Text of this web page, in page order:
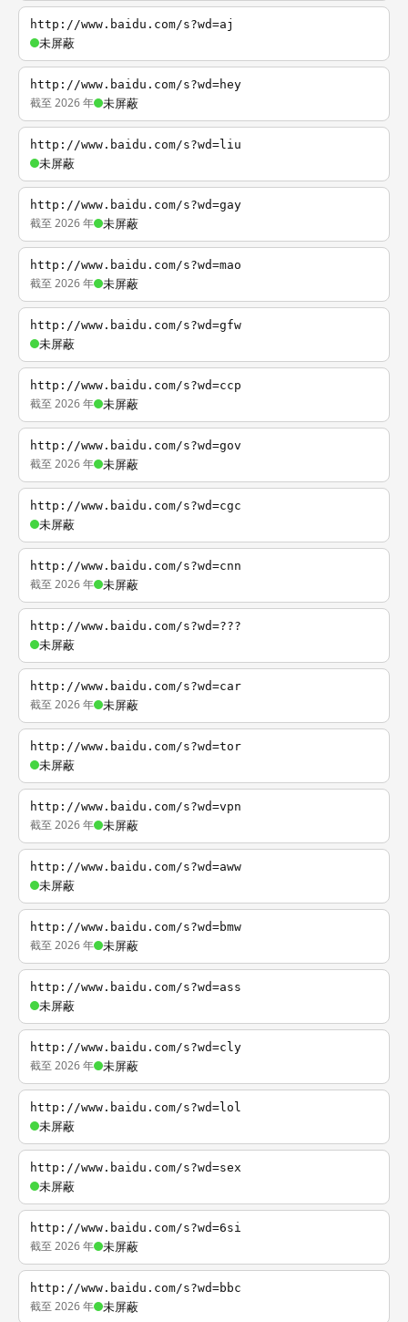
http://www.baidu.com/s?wd=aj
未屏蔽
http://www.baidu.com/s?wd=hey
截至 2026 年 未屏蔽
http://www.baidu.com/s?wd=liu
未屏蔽
http://www.baidu.com/s?wd=gay
截至 2026 年 未屏蔽
http://www.baidu.com/s?wd=mao
截至 2026 年 未屏蔽
http://www.baidu.com/s?wd=gfw
未屏蔽
http://www.baidu.com/s?wd=ccp
截至 2026 年 未屏蔽
http://www.baidu.com/s?wd=gov
截至 2026 年 未屏蔽
http://www.baidu.com/s?wd=cgc
未屏蔽
http://www.baidu.com/s?wd=cnn
截至 2026 年 未屏蔽
http://www.baidu.com/s?wd=???
未屏蔽
http://www.baidu.com/s?wd=car
截至 2026 年 未屏蔽
http://www.baidu.com/s?wd=tor
未屏蔽
http://www.baidu.com/s?wd=vpn
截至 2026 年 未屏蔽
http://www.baidu.com/s?wd=aww
未屏蔽
http://www.baidu.com/s?wd=bmw
截至 2026 年 未屏蔽
http://www.baidu.com/s?wd=ass
未屏蔽
http://www.baidu.com/s?wd=cly
截至 2026 年 未屏蔽
http://www.baidu.com/s?wd=lol
未屏蔽
http://www.baidu.com/s?wd=sex
未屏蔽
http://www.baidu.com/s?wd=6si
截至 2026 年 未屏蔽
http://www.baidu.com/s?wd=bbc
截至 2026 年 未屏蔽